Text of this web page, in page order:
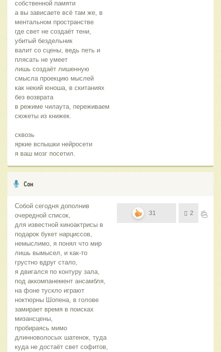
собственной памяти
а вы зависаете всё там же, в
ментальном пространстве
где свет не создаёт тени,
убитый бездельник
валит со сцены, ведь петь и
плясать не умеет
лишь создаёт лишенную
смысла проекцию мыслей
как некий юноша, в скитаниях
без возврата
в режиме чилаута, переживаем
сюжеты из книжек.
сквозь
яркие вспышки нейросети
я ваш мозг посетил.
Сон
Собой сегодня дополнив
очередной список,
для известной киноактрисы в
подарок букет нарциссов,
немыслимо, я понял что мир
лишь вымысел, и как-то
грустно вдруг стало,
я двигался по контуру зала,
под аккомпанемент ансамбля,
на фоне тускло играют
ноктюрны Шопена, в голове
замирает время в поисках
мизансцены,
пробираясь мимо
длинноволосых шатенок, туда
куда не достаёт свет софитов,
31 2